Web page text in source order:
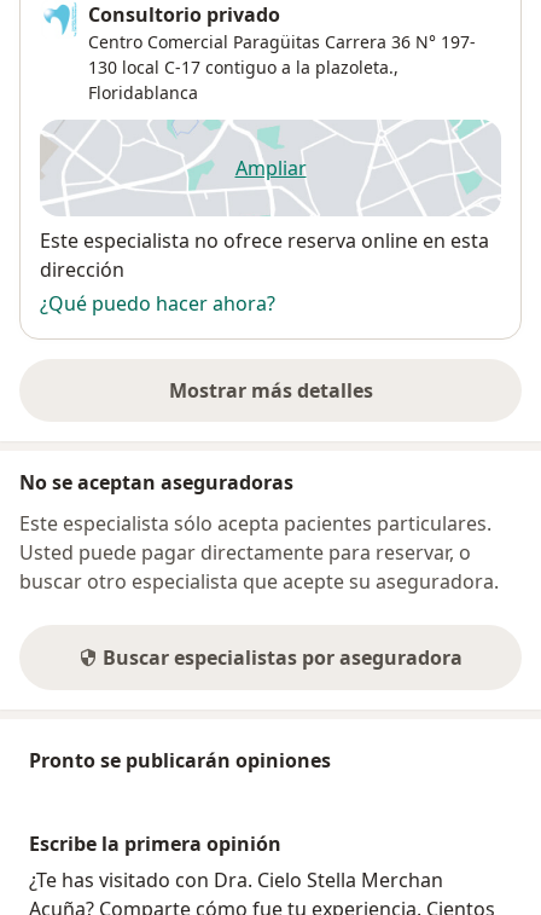
Consultorio privado
Centro Comercial Paragüitas Carrera 36 N° 197-
130 local C-17 contiguo a la plazoleta.,
Floridablanca
Ampliarse abre en una nueva
Disponibilidad
Este especialista no ofrece reserva online en esta
dirección
¿Qué puedo hacer ahora?
Mostrar más detalles
sobre la dirección
No se aceptan aseguradoras
Este especialista sólo acepta pacientes particulares.
Usted puede pagar directamente para reservar, o
buscar otro especialista que acepte su aseguradora.
Buscar especialistas por aseguradora
Pronto se publicarán opiniones
Escribe la primera opinión
¿Te has visitado con Dra. Cielo Stella Merchan
Acuña? Comparte cómo fue tu experiencia. Cientos